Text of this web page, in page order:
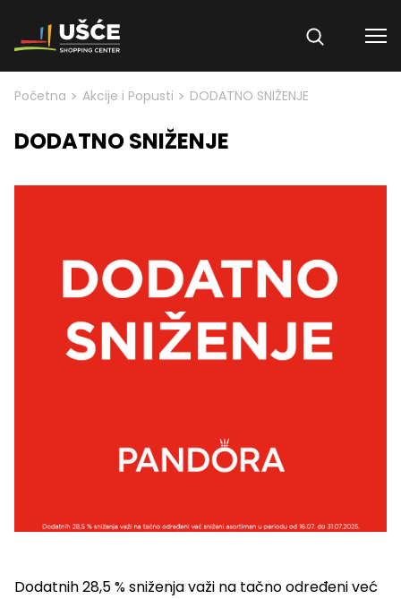
Skip to content
Početna > Akcije i Popusti > DODATNO SNIŽENJE
DODATNO SNIŽENJE
Dodatnih 28,5 % sniženja važi na tačno određeni već